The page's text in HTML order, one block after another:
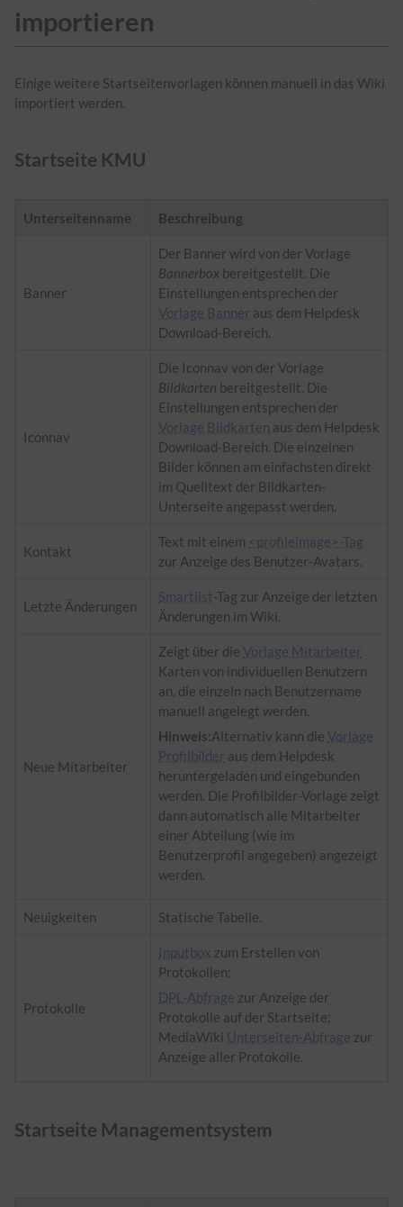
importieren
Einige weitere Startseitenvorlagen können manuell in das Wiki
importiert werden.
Startseite KMU
Unterseitenname Beschreibung
Banner
Der Banner wird von der Vorlage
Bannerbox bereitgestellt. Die
Einstellungen entsprechen der
Vorlage Banner aus dem Helpdesk
Download-Bereich.
Iconnav
Die Iconnav von der Vorlage
Bildkarten bereitgestellt. Die
Einstellungen entsprechen der
Vorlage Bildkarten aus dem Helpdesk
Download-Bereich. Die einzelnen
Bilder können am einfachsten direkt
im Quelltext der Bildkarten-
Unterseite angepasst werden.
Kontakt
Text mit einem <profileimage>-Tag
zur Anzeige des Benutzer-Avatars.
Letzte Änderungen
Smartlist-Tag zur Anzeige der letzten
Änderungen im Wiki.
Neue Mitarbeiter
Zeigt über die Vorlage Mitarbeiter
Karten von individuellen Benutzern
an, die einzeln nach Benutzername
manuell angelegt werden.
Hinweis:Alternativ kann die Vorlage
Profilbilder aus dem Helpdesk
heruntergeladen und eingebunden
werden. Die Profilbilder-Vorlage zeigt
dann automatisch alle Mitarbeiter
einer Abteilung (wie im
Benutzerprofil angegeben) angezeigt
werden.
Neuigkeiten Statische Tabelle.
Protokolle
Inputbox zum Erstellen von
Protokollen;
DPL-Abfrage zur Anzeige der
Protokolle auf der Startseite;
MediaWiki Unterseiten-Abfrage zur
Anzeige aller Protokolle.
Startseite Managementsystem